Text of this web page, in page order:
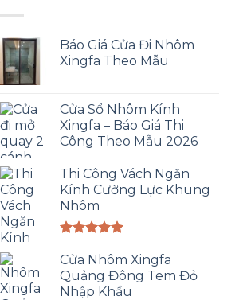
Báo Giá Cửa Đi Nhôm
Xingfa Theo Mẫu
Cửa Sổ Nhôm Kính
Xingfa – Báo Giá Thi
Công Theo Mẫu 2026
Thi Công Vách Ngăn
Kính Cường Lực Khung
Nhôm
hạng5.00
5 sao
Cửa Nhôm Xingfa
Quảng Đông Tem Đỏ
Nhập Khẩu